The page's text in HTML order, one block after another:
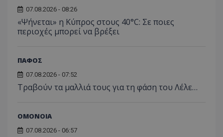
07.08.2026 - 08:26
«Ψήνεται» η Κύπρος στους 40°C: Σε ποιες
περιοχές μπορεί να βρέξει
ΠΑΦΟΣ
07.08.2026 - 07:52
Τραβούν τα μαλλιά τους για τη φάση του Λέλε…
ΟΜΟΝΟΙΑ
07.08.2026 - 06:57